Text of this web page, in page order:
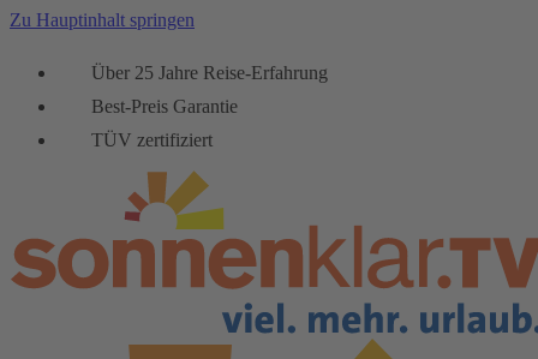
Zu Hauptinhalt springen
Über 25 Jahre Reise-Erfahrung
Best-Preis Garantie
TÜV zertifiziert